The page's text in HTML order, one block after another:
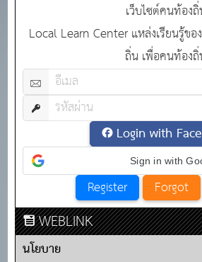
เว็บไซต์คนท้อง
Local Learn Center แหล่งเรียนรู้ข
ถิ่น เพื่อคนท้อง
Login with
Sign in with
WEBLINK
นโยบาย